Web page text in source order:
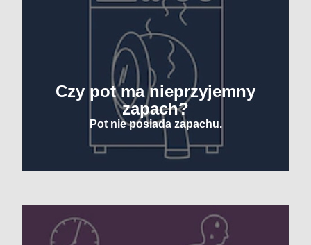
Czy pot ma nieprzyjemny
zapach?
Pot nie posiada zapachu.